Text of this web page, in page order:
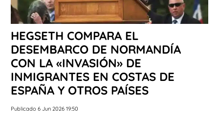
HEGSETH COMPARA EL
DESEMBARCO DE NORMANDÍA
CON LA «INVASIÓN» DE
INMIGRANTES EN COSTAS DE
ESPAÑA Y OTROS PAÍSES
Publicado 6 Jun 2026 19:50